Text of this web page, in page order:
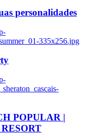
personalidades
335x256.jpg
POPULAR |